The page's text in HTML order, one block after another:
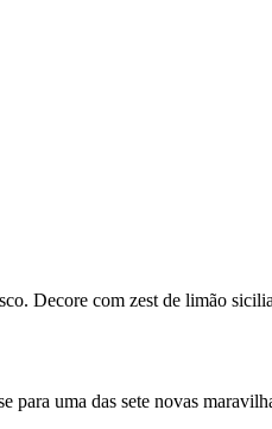
Decore com zest de limão
uma das sete novas